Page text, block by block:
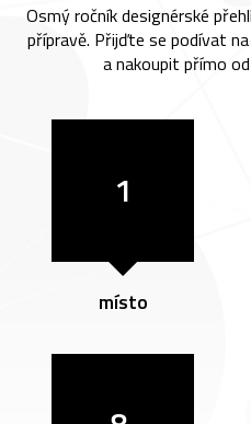
Osmý ročník designérské
přípravě. Přijďte se podívat
a nakoupit přímo
1
místo